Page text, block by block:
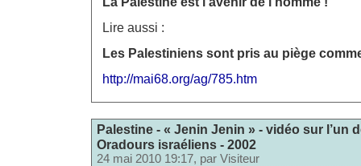
Lire aussi :
Les Palestiniens sont pris au piège
http://mai68.org/ag/785.htm
Palestine - « Jenin Jenin » - vidéo sur l’un
Oradours israéliens - 2002
24 mai 2010 19:17, par Visiteur